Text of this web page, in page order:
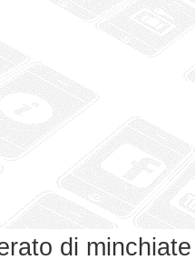
di